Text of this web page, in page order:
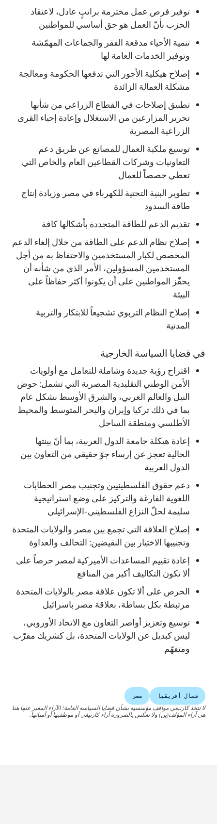
توفير فرص عمل محترمة براتبٍ عادل، لاعتقاد
الحزب بأنّ العمل هو حق أساسي للمواطنين
تنمية الأحياء مدقعة الفقر والجماعات المهمّشة
وتوفير الخدمات العامة لها
إصلاح هيكلية الأجور التي تدفعها الحكومة ومعالجة
مشكلة العمالة الزائدة
تطبيق إصلاحات في القطاع الزراعي من شأنها
تحرير المزارعين من الاستغلال وإعادة إحياء القرى
الزراعية المصرية
توسيع ملكية العمال للمصانع عن طريق دعم
التعاونيات وشركات القطاعين العام والخاص التي
تعطي حصصاً للعمال
تطوير البنية التحتية للكهرباء في مصر وزيادة إنتاج
طاقة السدود
تقديم الدعم للطاقة المتجددة بأشكالها كافة
إصلاح نظام الدعم على الطاقة من خلال إلغاء الدعم
المخصص لكبار المستخدمين والاحتفاظ به من أجل
المستخدمين المسؤولين، الأمر الذي من شأنه أن
يحفّز المواطنين على أن يكونوا أكثر حفاظاً على
البيئة
إصلاح النظام التربوي تشجيعاً للابتكار والتربية
المدنية
في قضايا السياسة الخارجية
اقتراح رؤية جديدة وشاملة للتعامل مع أولويات
الأمن الوطني التقليدية المصرية التي تشمل: حوض
النيل والعالم العربي، والشرق الأوسط بشكل عام
بما في ذلك تركيا وإيران والبحر المتوسط والمحيط
الأطلسي ومنطقة الساحل
إعادة هيكلة جامعة الدول العربية، بما أنّ بينتها
الحالية تعجز عن إرساء جوّ حقيقي من التعاون بين
الدول العربية
دعم حقوق الفلسطينيين وتجنيب مصر الخطابات
اللغوية الفارغة والتركيز على وضع استراتيجية
سليمة لحلّ النزاع الفلسطيني-الإسرائيلي
إصلاح العلاقة التي تجمع بين مصر والولايات المتحدة
وتجنيبها الاختيار بين النقيضين: التحالف والعداوة
إعادة تقييم المساعدات الأميركية لمصر حرصاً على
ألا تكون التكاليف أكبر من المنافع
الحرص على ألا تكون علاقة مصر بالولايات المتحدة
مرتبطة بكل بساطة، بعلاقة مصر باسرائيل
توسيع وتعزيز أواصر التعاون مع الاتحاد الأوروبي،
ليس كبديل عن الولايات المتحدة، بل كشريك مقرّب
ومتفهّم
شمال أفريقيا
مصر
لا تتخذ كارنيغي مواقف مؤسسية بشأن قضايا السياسة العامة؛ الآراء المعبر عنها هنا
هي آراء المؤلف(ين) ولا تعكس بالضرورة آراء كارنيغي أو موظفيها أو أمنائها.